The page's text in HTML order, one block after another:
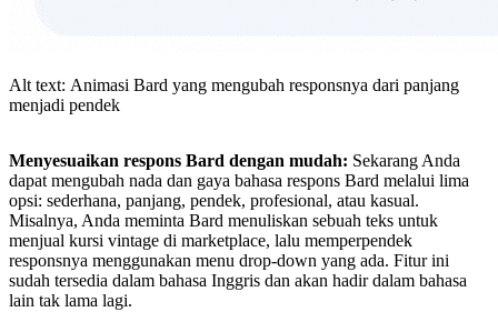
Alt text: Animasi Bard yang mengubah responsnya dari panjang
menjadi pendek
Menyesuaikan respons Bard dengan mudah: Sekarang Anda
dapat mengubah nada dan gaya bahasa respons Bard melalui lima
opsi: sederhana, panjang, pendek, profesional, atau kasual.
Misalnya, Anda meminta Bard menuliskan sebuah teks untuk
menjual kursi vintage di marketplace, lalu memperpendek
responsnya menggunakan menu drop-down yang ada. Fitur ini
sudah tersedia dalam bahasa Inggris dan akan hadir dalam bahasa
lain tak lama lagi.